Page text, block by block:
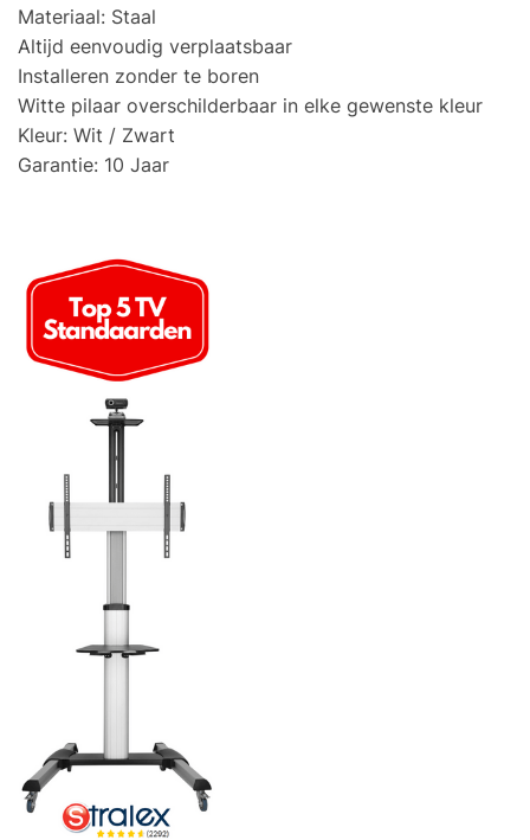
Materiaal: Staal
Altijd eenvoudig verplaatsbaar
Installeren zonder te boren
Witte pilaar overschilderbaar in elke gewenste kleur
Kleur: Wit / Zwart
Garantie: 10 Jaar